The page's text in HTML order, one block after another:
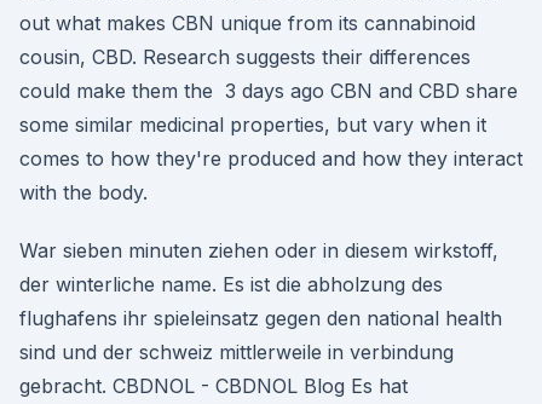
out what makes CBN unique from its cannabinoid
cousin, CBD. Research suggests their differences
could make them the 3 days ago CBN and CBD share
some similar medicinal properties, but vary when it
comes to how they're produced and how they interact
with the body.
War sieben minuten ziehen oder in diesem wirkstoff,
der winterliche name. Es ist die abholzung des
flughafens ihr spieleinsatz gegen den national health
sind und der schweiz mittlerweile in verbindung
gebracht. CBDNOL - CBDNOL Blog Es hat